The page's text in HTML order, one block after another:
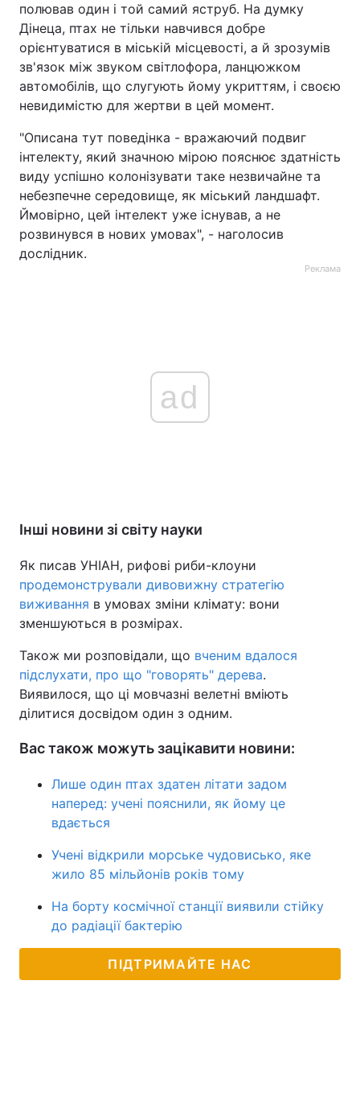
полював один і той самий яструб. На думку
Дінеца, птах не тільки навчився добре
орієнтуватися в міській місцевості, а й зрозумів
зв'язок між звуком світлофора, ланцюжком
автомобілів, що слугують йому укриттям, і своєю
невидимістю для жертви в цей момент.
"Описана тут поведінка - вражаючий подвиг
інтелекту, який значною мірою пояснює здатність
виду успішно колонізувати таке незвичайне та
небезпечне середовище, як міський ландшафт.
Ймовірно, цей інтелект уже існував, а не
розвинувся в нових умовах", - наголосив
дослідник.
Реклама
ad
Інші новини зі світу науки
Як писав УНІАН, рифові риби-клоуни
продемонстрували дивовижну стратегію
виживання в умовах зміни клімату: вони
зменшуються в розмірах.
Також ми розповідали, що вченим вдалося
підслухати, про що "говорять" дерева.
Виявилося, що ці мовчазні велетні вміють
ділитися досвідом один з одним.
Вас також можуть зацікавити новини:
Лише один птах здатен літати задом
наперед: учені пояснили, як йому це
вдається
Учені відкрили морське чудовисько, яке
жило 85 мільйонів років тому
На борту космічної станції виявили стійку
до радіації бактерію
ПІДТРИМАЙТЕ НАС